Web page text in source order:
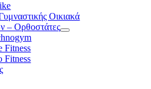
Οικιακά
– Ορθοστάτες
Fitness
Fitness